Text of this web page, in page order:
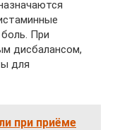
При
дисбалансом,
для
при приёме